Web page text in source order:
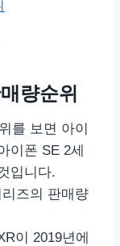
량순위
를 보면 아이
이폰 SE 2세
입니다.
즈의 판매량
이 2019년에